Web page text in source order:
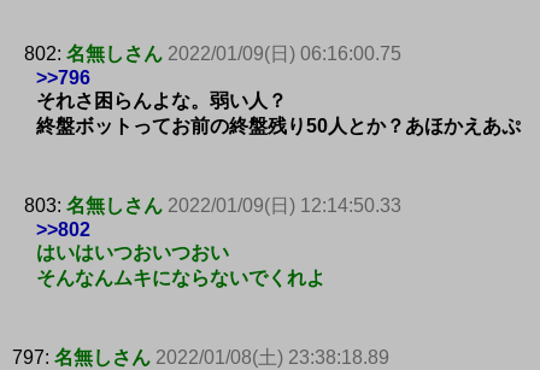
802: 名無しさん 2022/01/09(日) 06:16:00.75
>>796
それさ困らんよな。弱い人？
終盤ボットってお前の終盤残り50人とか？あほかえあぷ
803: 名無しさん 2022/01/09(日) 12:14:50.33
>>802
はいはいつおいつおい
そんなんムキにならないでくれよ
797: 名無しさん 2022/01/08(土) 23:38:18.89